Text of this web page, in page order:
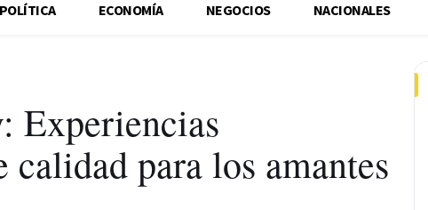
POLÍTICA ECONOMÍA NEGOCIOS NACIONALES
Experiencias
calidad para los amantes